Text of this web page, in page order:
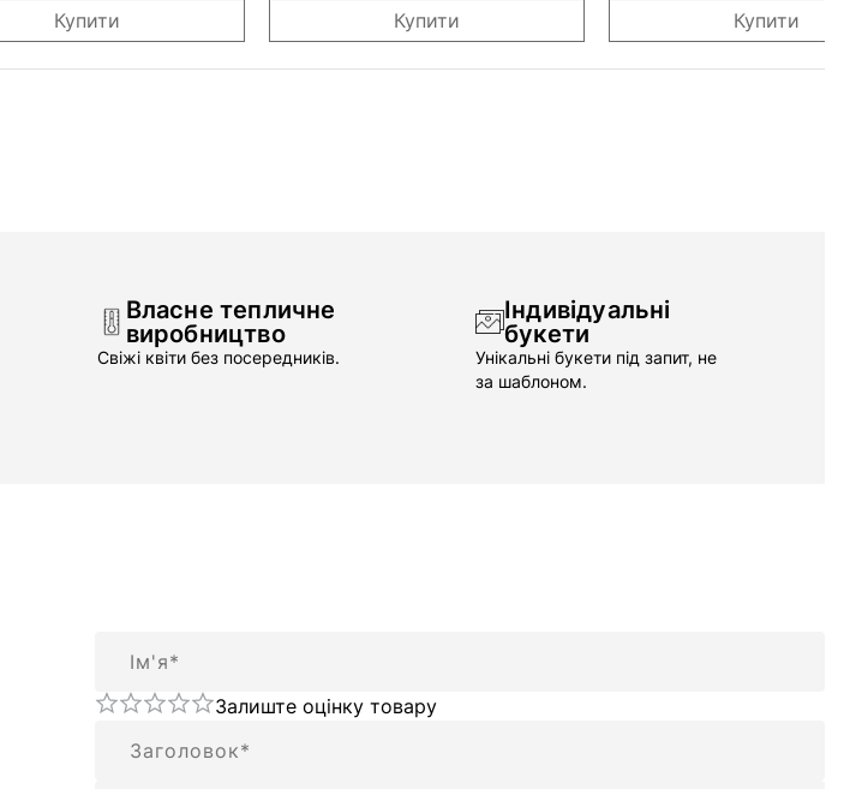
Купити Купити Купити
Власне тепличне
виробництво
Свіжі квіти без посередників.
Індивідуальні
букети
Унікальні букети під запит, не
за шаблоном.
Залиште оцінку товару